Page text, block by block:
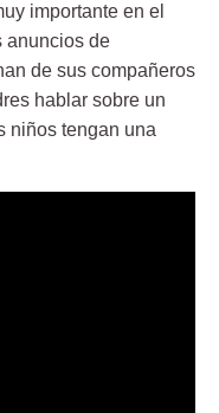
importante en el
anuncios de
de sus compañeros
hablar sobre un
niños tengan una